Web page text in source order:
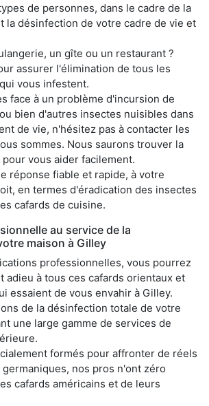
de personnes, dans le cadre de la
la désinfection de votre cadre de vie et
un gîte ou un restaurant ?
assurer l'élimination de tous les
vous infestent.
face à un problème d'incursion de
bien d'autres insectes nuisibles dans
de vie, n'hésitez pas à contacter les
sommes. Nous saurons trouver la
vous aider facilement.
réponse fiable et rapide, à votre
en termes d'éradication des insectes
cafards de cuisine.
au service de la
maison à Gilley
professionnelles, vous pourrez
adieu à tous ces cafards orientaux et
essaient de vous envahir à Gilley.
de la désinfection totale de votre
une large gamme de services de
formés pour affronter de réels
nos pros n'ont zéro
cafards américains et de leurs